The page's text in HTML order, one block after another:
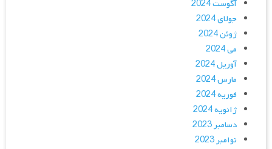
آگوست 2024
جولای 2024
ژوئن 2024
می 2024
آوریل 2024
مارس 2024
فوریه 2024
ژانویه 2024
دسامبر 2023
نوامبر 2023